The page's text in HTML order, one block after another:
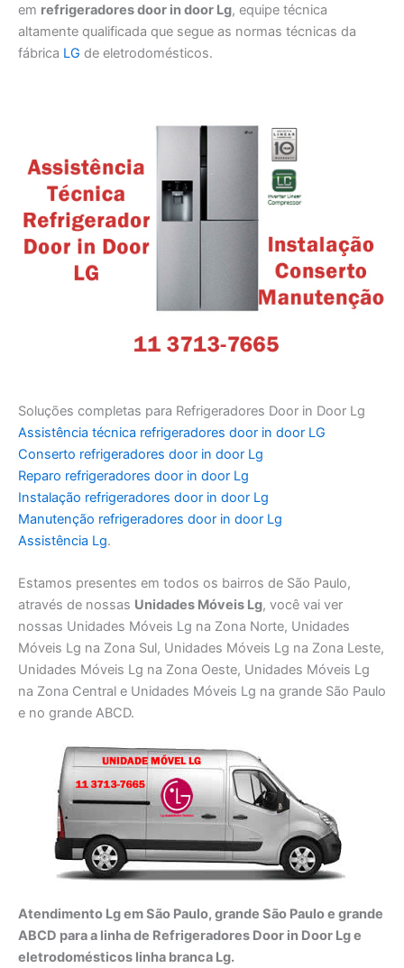
em refrigeradores door in door Lg, equipe técnica
altamente qualificada que segue as normas técnicas da
fábrica LG de eletrodomésticos.
Soluções completas para Refrigeradores Door in Door Lg
Assistência técnica refrigeradores door in door LG
Conserto refrigeradores door in door Lg
Reparo refrigeradores door in door Lg
Instalação refrigeradores door in door Lg
Manutenção refrigeradores door in door Lg
Assistência Lg.
Estamos presentes em todos os bairros de São Paulo,
através de nossas Unidades Móveis Lg, você vai ver
nossas Unidades Móveis Lg na Zona Norte, Unidades
Móveis Lg na Zona Sul, Unidades Móveis Lg na Zona Leste,
Unidades Móveis Lg na Zona Oeste, Unidades Móveis Lg
na Zona Central e Unidades Móveis Lg na grande São Paulo
e no grande ABCD.
Atendimento Lg em São Paulo, grande São Paulo e grande
ABCD para a linha de Refrigeradores Door in Door Lg e
eletrodomésticos linha branca Lg.